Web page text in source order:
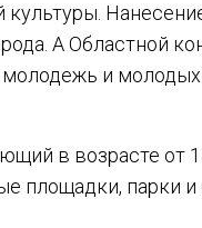
А Областной
и
в возрасте от
площадки, парки